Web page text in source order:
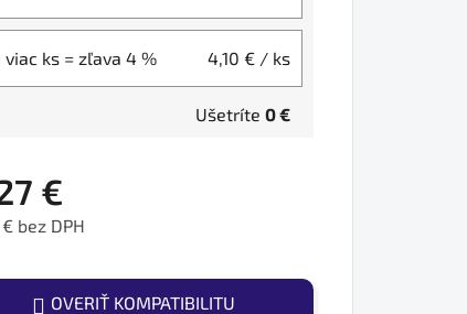
viac ks = zľava 4 % 4,10 € / ks
Ušetríte 0 €
€
bez DPH
OVERIŤ KOMPATIBILITU